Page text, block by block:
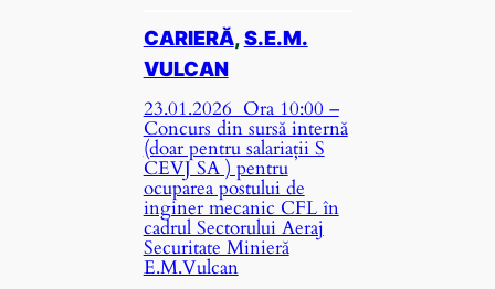
CARIERĂ, S.E.M.
VULCAN
23.01.2026 Ora 10:00 –
Concurs din sursă internă
(doar pentru salariații S
CEVJ SA ) pentru
ocuparea postului de
inginer mecanic CFL în
cadrul Sectorului Aeraj
Securitate Minieră
E.M.Vulcan